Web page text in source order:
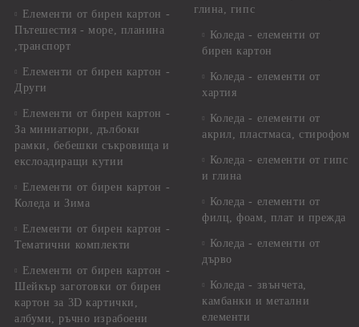
Елементи от бирен картон -
Пътешестия - море, планина
,транспорт
Елементи от бирен картон -
Други
Елементи от бирен картон -
За миниатюри, дълбоки
рамки, бебешки съкровища и
екслоадиращи кутии
Елементи от бирен картон -
Коледа и Зима
Елементи от бирен картон -
Тематични комплекти
Елементи от бирен картон -
Шейкър заготовки от бирен
картон за 3D картички,
албуми, ръчно израбоени
глина, гипс
Коледа - елементи от
бирен картон
Коледа - елементи от
хартия
Коледа - елементи от
акрил, пластмаса, стирофом
Коледа - елементи от гипс
и глина
Коледа - елементи от
филц, фоам, плат и прежда
Коледа - елементи от
дърво
Коледа - звънчета,
камбанки и метални
елементи